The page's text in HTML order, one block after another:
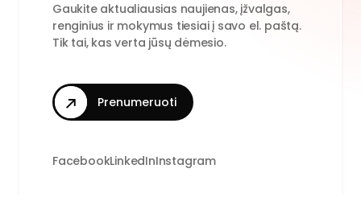
Gaukite aktualiausias naujienas, įžvalgas,
renginius ir mokymus tiesiai į savo el. paštą.
Tik tai, kas verta jūsų dėmesio.
Prenumeruoti
FacebookLinkedInInstagram